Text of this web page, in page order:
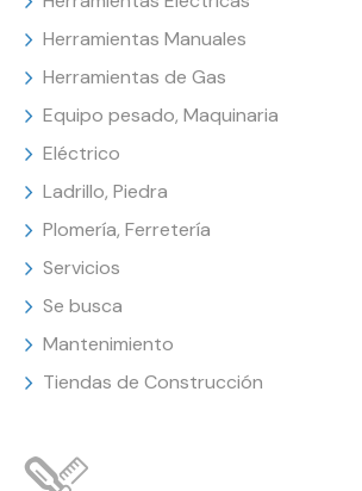
Herramientas Manuales
Herramientas de Gas
Equipo pesado, Maquinaria
Eléctrico
Ladrillo, Piedra
Plomería, Ferretería
Servicios
Se busca
Mantenimiento
Tiendas de Construcción